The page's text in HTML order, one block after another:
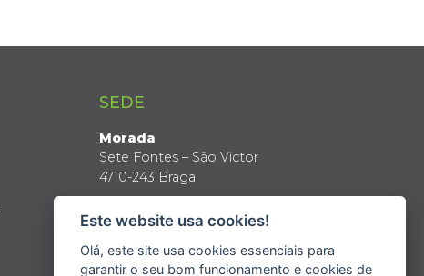
SEDE
Morada
Sete Fontes – São Victor
4710-243 Braga
Latitude: 41º 34’ N
Longitude: 8º 24’ W
Este website usa cookies!
Olá, este site usa cookies essenciais para
garantir o seu bom funcionamento e cookies de